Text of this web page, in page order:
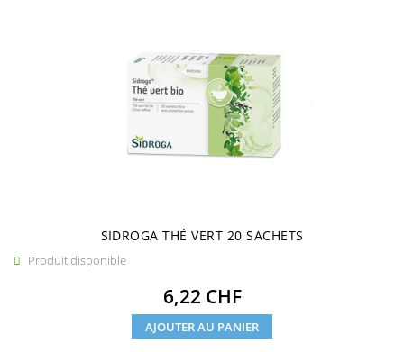
SIDROGA THÉ VERT 20 SACHETS
 Produit disponible
Prix
6,22 CHF
AJOUTER AU PANIER